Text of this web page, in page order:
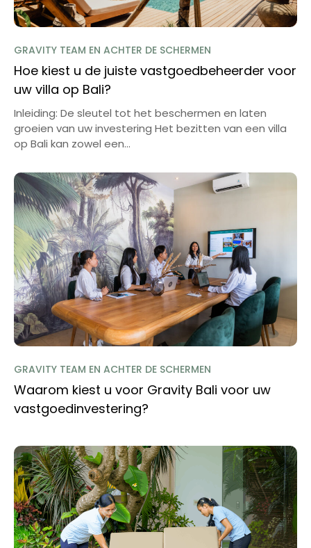
GRAVITY TEAM EN ACHTER DE SCHERMEN
Hoe kiest u de juiste vastgoedbeheerder voor
uw villa op Bali?
Inleiding: De sleutel tot het beschermen en laten
groeien van uw investering Het bezitten van een villa
op Bali kan zowel een...
GRAVITY TEAM EN ACHTER DE SCHERMEN
Waarom kiest u voor Gravity Bali voor uw
vastgoedinvestering?